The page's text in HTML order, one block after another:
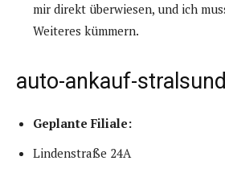
mir direkt überwiesen, und ich
Weiteres kümmern.
auto-ankauf-
Geplante Filiale:
Lindenstraße 24A